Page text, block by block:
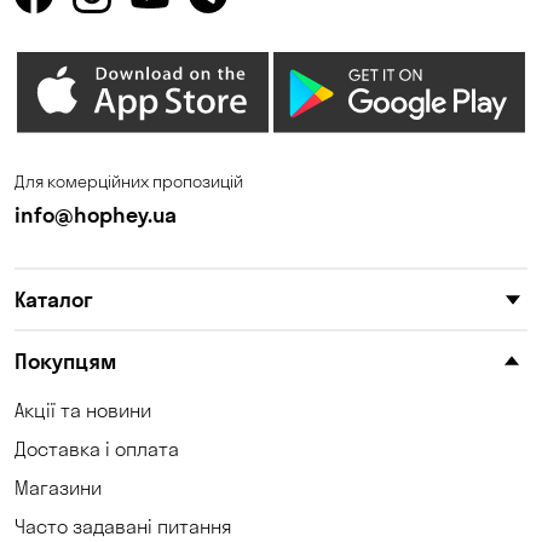
Горенка
Дніпро Зазим’є
Кам'янське
Корсунці
Коцюбинське
Для комерційних пропозицій
info@hophey.ua
Каталог
Покупцям
Акції та новини
Доставка і оплата
Магазини
Часто задавані питання